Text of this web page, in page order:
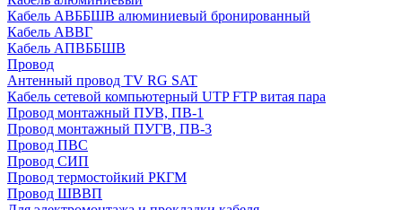
Кабель АВББШВ алюминиевый бронированный
Кабель АВВГ
Кабель АПВББШВ
Провод
Антенный провод TV RG SAT
Кабель сетевой компьютерный UTP FTP витая пара
Провод монтажный ПУВ, ПВ-1
Провод монтажный ПУГВ, ПВ-3
Провод ПВС
Провод СИП
Провод термостойкий РКГМ
Провод ШВВП